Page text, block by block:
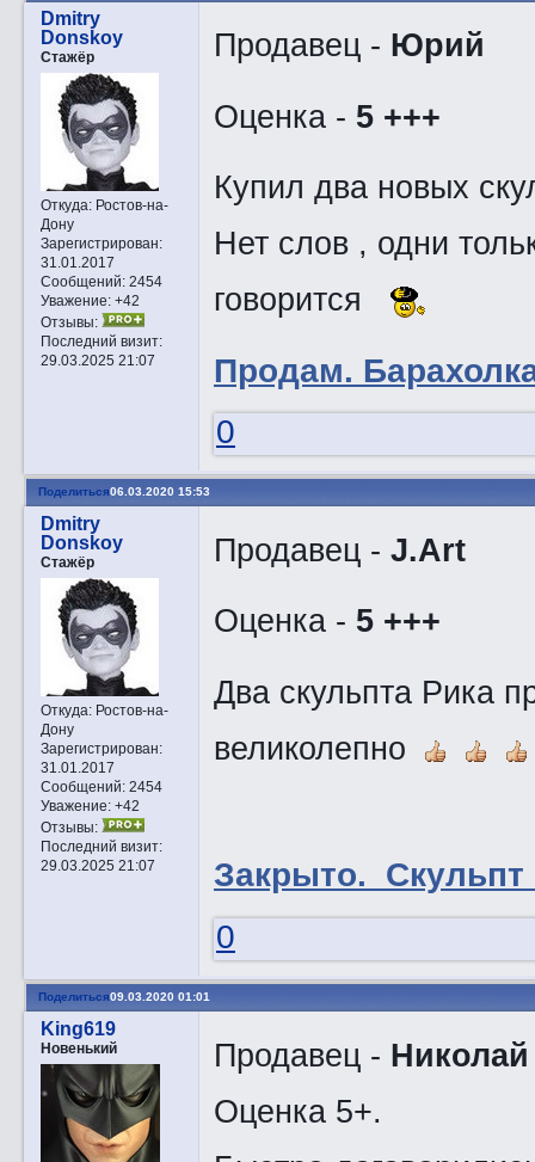
Dmitry
Donskoy
Стажёр
Откуда:Ростов-на-
Дону
Зарегистрирован:
31.01.2017
Сообщений:2454
Уважение: +42
Отзывы:
Последний визит:
29.03.2025 21:07
Продавец - Юрий
Оценка - 5 +++
Купил два новых
Нет слов , одни
говорится
Прoдам.
0
Поделиться06.03.2020 15:53
Dmitry
Donskoy
Стажёр
Откуда:Ростов-на-
Дону
Зарегистрирован:
31.01.2017
Сообщений:2454
Уважение: +42
Отзывы:
Последний визит:
29.03.2025 21:07
Продавец - J.Art
Оценка - 5 +++
Два скульпта Рика
великолепно
Закрытo. Cкульпт
0
Поделиться09.03.2020 01:01
King619
Новенький Продавец - Николай
Оценка 5+.